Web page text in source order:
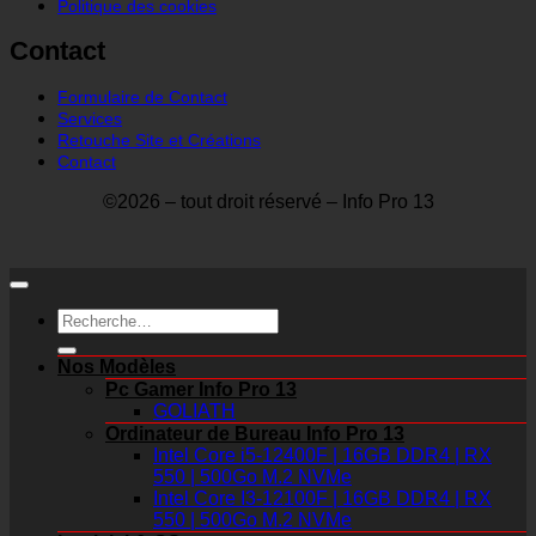
Politique des cookies
Contact
Formulaire de Contact
Services
Retouche Site et Créations
Contact
©2026 – tout droit réservé – Info Pro 13
Recherche
pour :
Nos Modèles
Pc Gamer Info Pro 13
GOLIATH
Ordinateur de Bureau Info Pro 13
Intel Core i5-12400F | 16GB DDR4 | RX
550 | 500Go M.2 NVMe
Intel Core I3-12100F | 16GB DDR4 | RX
550 | 500Go M.2 NVMe